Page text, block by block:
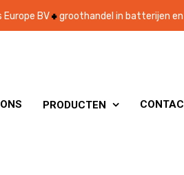
BV groothandel in batterijen
PRODUCTEN 